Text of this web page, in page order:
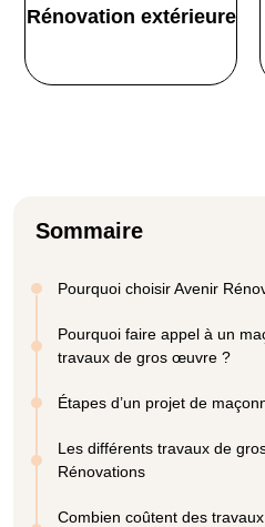
Rénovation extérieure
Sommaire
Pourquoi choisir Avenir
Pourquoi faire appel à un
travaux de gros œuvre ?
Étapes d’un projet de
Les différents travaux de
Rénovations
Combien coûtent des